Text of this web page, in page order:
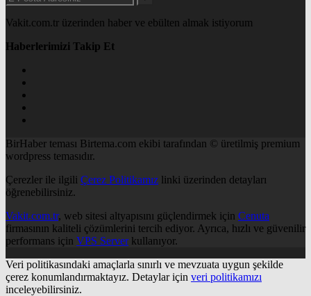
Vakit.com.tr üzerinden haber ve ebülten almak istiyorum
Haberlerimizi Takip Et
BirHaber teması Birtema.com ekibi tarafından © üretilmiş premium
wordpress temasıdır.
Çerezler ile ilgili Çerez Politikamız linki üzerinden detayları
öğrenebilirsiniz.
Vakit.com.tr, web sitesi altyapısını güçlendirmek için Cenuta
firmasının kaliteli çözümlerini tercih ediyor. Ayrıca, hızlı ve güvenilir
performans için VPS Serverkullanıyor.
Veri politikasındaki amaçlarla sınırlı ve mevzuata uygun şekilde
çerez konumlandırmaktayız. Detaylar için veri politikamızı
inceleyebilirsiniz.